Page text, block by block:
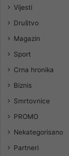
Vijesti
Društvo
Magazin
Sport
Crna hronika
Biznis
Smrtovnice
PROMO
Nekategorisano
Partneri